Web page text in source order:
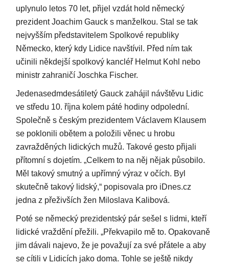
uplynulo letos 70 let, přijel vzdát hold německý
prezident Joachim Gauck s manželkou. Stal se tak
nejvyšším představitelem Spolkové republiky
Německo, který kdy Lidice navštívil. Před ním tak
učinili někdejší spolkový kancléř Helmut Kohl nebo
ministr zahraničí Joschka Fischer.
Jedenasedmdesátiletý Gauck zahájil návštěvu Lidic
ve středu 10. října kolem páté hodiny odpolední.
Společně s českým prezidentem Václavem Klausem
se poklonili obětem a položili věnec u hrobu
zavražděných lidických mužů. Takové gesto přijali
přítomní s dojetím. „Celkem to na něj nějak působilo.
Měl takový smutný a upřímný výraz v očích. Byl
skutečně takový lidský,“ popisovala pro iDnes.cz
jedna z přeživších žen Miloslava Kalibová.
Poté se německý prezidentský pár sešel s lidmi, kteří
lidické vraždění přežili. „Překvapilo mě to. Opakovaně
jim dávali najevo, že je považují za své přátele a aby
se cítili v Lidicích jako doma. Tohle se ještě nikdy